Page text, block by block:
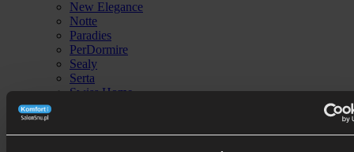
New Elegance
Notte
Paradies
PerDormire
Sealy
Serta
Swiss Home
Velfont